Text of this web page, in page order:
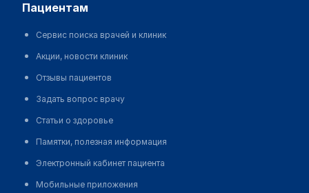
пациентам
Сервис поиска врачей и клиник
Акции, новости клиник
Отзывы пациентов
Задать вопрос врачу
Статьи о здоровье
Памятки, полезная информация
Электронный кабинет пациента
Мобильные приложения